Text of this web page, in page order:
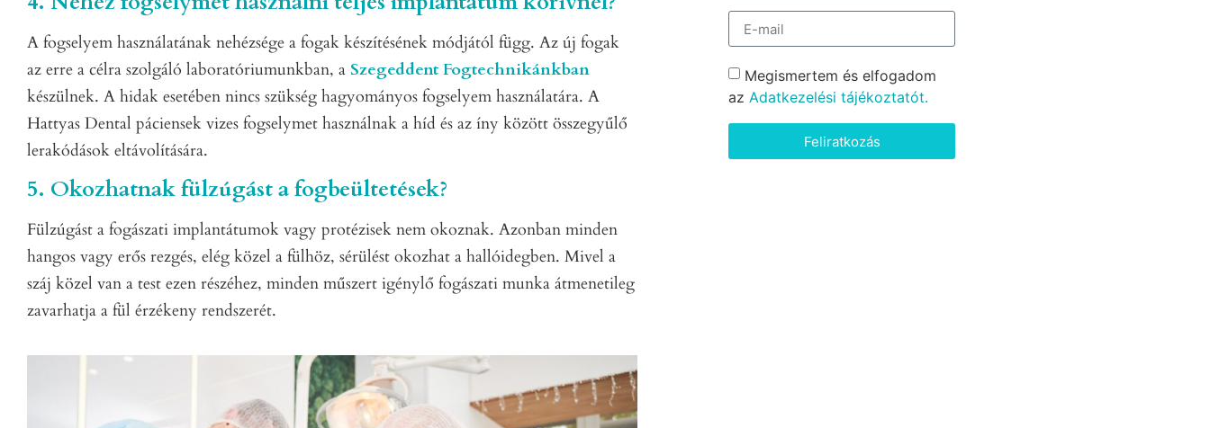
A fogselyem használatának nehézsége a fogak készítésének módjától függ. Az új fogak
az erre a célra szolgáló laboratóriumunkban, a Szegeddent Fogtechnikánkban
készülnek. A hidak esetében nincs szükség hagyományos fogselyem használatára. A
Hattyas Dental páciensek vizes fogselymet használnak a híd és az íny között összegyűlő
lerakódások eltávolítására.
5. Okozhatnak fülzúgást a fogbeültetések?
Fülzúgást a fogászati implantátumok vagy protézisek nem okoznak. Azonban minden
hangos vagy erős rezgés, elég közel a fülhöz, sérülést okozhat a hallóidegben. Mivel a
száj közel van a test ezen részéhez, minden műszert igénylő fogászati munka átmenetileg
zavarhatja a fül érzékeny rendszerét.
Megismertem és elfogadom
az Adatkezelési tájékoztatót.
Feliratkozás